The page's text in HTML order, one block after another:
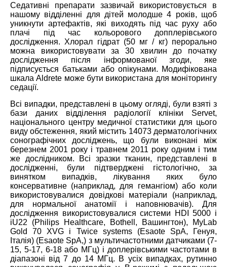
Седативні препарати зазвичай використовується в
нашому відділенні для дітей молодше 4 років, щоб
уникнути артефактів, які виходять під час руху або
плачі під час кольорового допплерівського
дослідження. Хлорал гідрат (50 мг / кг) перорально
можна використовувати за 30 хвилин до початку
дослідження після інформованої згоди, яке
підписується батьками або опікунами. Модифікована
шкала Aldrete може бути використана для моніторингу
седації.
Всі випадки, представлені в цьому огляді, були взяті з
бази даних відділення радіології клініки Servet,
національного центру медичної статистики для цього
виду обстеження, який містить 14073 дерматологічних
сонографічних досліджень, що були виконані між
березнем 2001 року і травнем 2011 року одним і тим
же дослідником. Всі зразки тканин, представлені в
дослідженні, були підтверджені гістологічно, за
винятком випадків, лікування яких було
консервативне (наприклад, для гемангіом) або коли
використовувалися довідкові матеріали (наприклад,
для нормальної анатомії і наповнювачів). Для
дослідження використовувалися системи HDI 5000 і
iU22 (Philips Healthcare, Bothell, Вашингтон), MyLab
Gold 70 XVG і Twice systems (Esaote SpA, Генуя,
Італія) (Esaote SpA,) з мультичастотними датчиками (7-
15, 5-17, 6-18 або МГц) і доплерівськими частотами в
діапазоні від 7 до 14 МГц. В усіх випадках, рутинно